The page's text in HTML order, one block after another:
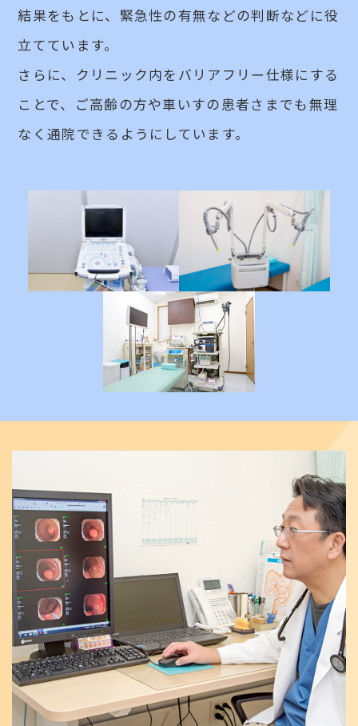
結果をもとに、緊急性の有無などの判断などに役
立てています。
さらに、クリニック内をバリアフリー仕様にする
ことで、ご高齢の方や車いすの患者さまでも無理
なく通院できるようにしています。